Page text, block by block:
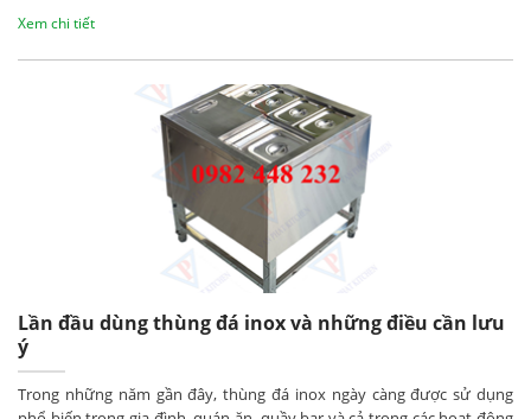
Xem chi tiết
Lần đầu dùng thùng đá inox và những điều cần lưu
ý
Trong những năm gần đây, thùng đá inox ngày càng được sử dụng